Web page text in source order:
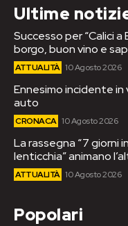
Ultime
Successo per “Calici
borgo, buon vino e
ATTUALITÀ 10 Agosto 2026
Ennesimo incidente in
auto
CRONACA 10 Agosto 2026
La rassegna “7 giorni
lenticchia” animano
ATTUALITÀ 10 Agosto 2026
Popolari